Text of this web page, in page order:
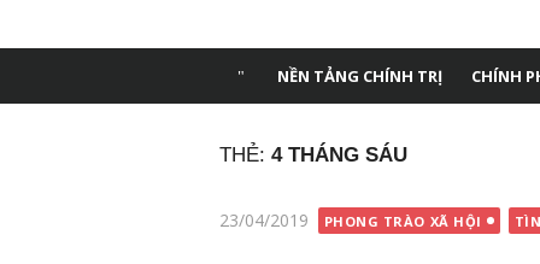
tới
dung
Tạp chí Dân trí
NỀN TẢNG CHÍNH TRỊ CHÍNH
THẺ: 4 THÁNG SÁU
Đăng
23/04/2019 PHONG TRÀO XÃ HỘI